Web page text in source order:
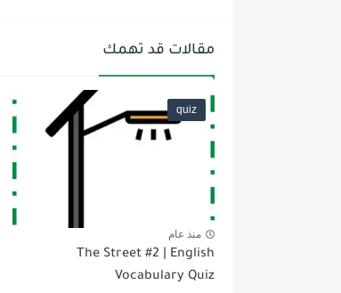
مقالات قد تهمك
quiz
منذ عام
The Street #2 | English
Vocabulary Quiz